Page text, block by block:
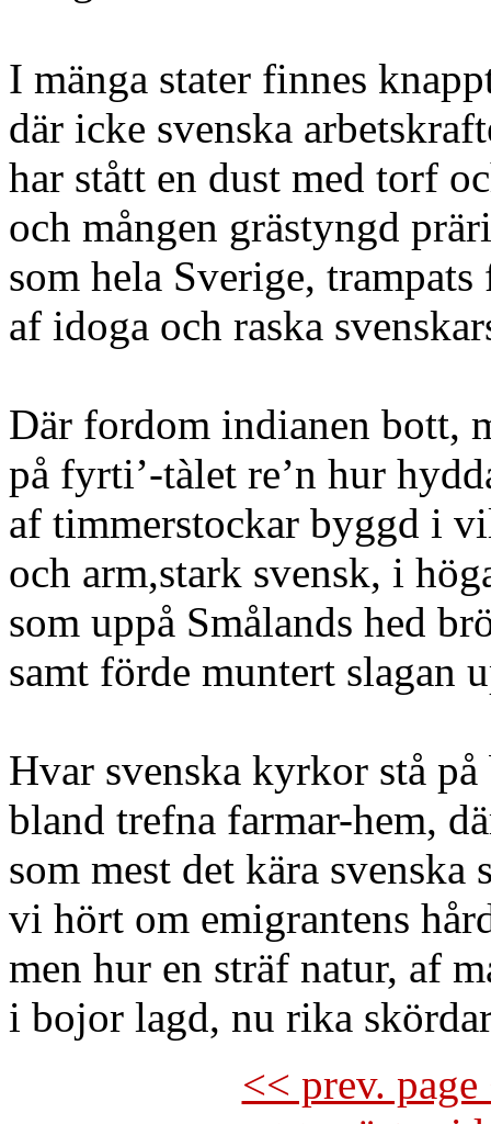
I mänga stater finnes
där icke svenska
har stått en dust med torf
och mången grästyngd
som hela Sverige, trampats
af idoga och raska
Där fordom indianen bott,
på fyrti’-tàlet re’n hur
af timmerstockar byggd i
och arm,stark svensk, i
som uppå Smålands hed
samt förde muntert slagan
Hvar svenska kyrkor stå
bland trefna farmar-hem,
som mest det kära svenska
vi hört om emigrantens
men hur en sträf natur, af
i bojor lagd, nu rika
<< prev.